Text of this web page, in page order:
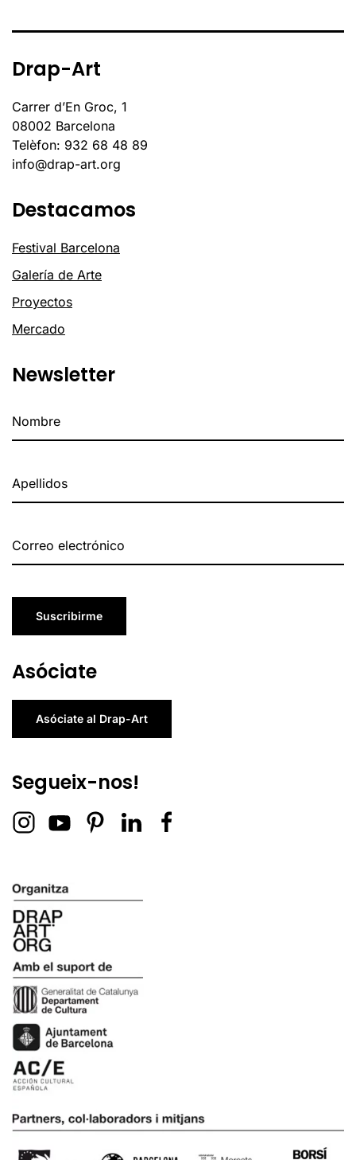
Drap-Art
Carrer d’En Groc, 1
08002 Barcelona
Telèfon: 932 68 48 89
info@drap-art.org
Destacamos
Festival Barcelona
Galería de Arte
Proyectos
Mercado
Newsletter
Suscribirme
Asóciate
Asóciate al Drap-Art
Segueix-nos!